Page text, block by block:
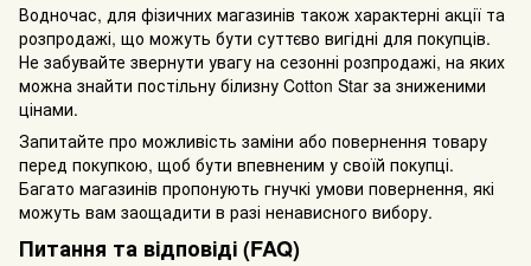
Водночас, для фізичних магазинів також характерні акції та
розпродажі, що можуть бути суттєво вигідні для покупців.
Не забувайте звернути увагу на сезонні розпродажі, на яких
можна знайти постільну білизну Cotton Star за зниженими
цінами.
Запитайте про можливість заміни або повернення товару
перед покупкою, щоб бути впевненим у своїй покупці.
Багато магазинів пропонують гнучкі умови повернення, які
можуть вам заощадити в разі ненависного вибору.
Питання та відповіді (FAQ)